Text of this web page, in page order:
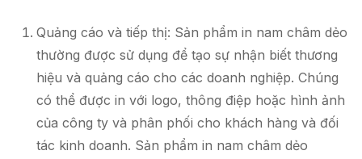
Quảng cáo và tiếp thị: Sản phẩm in nam châm dẻo
thường được sử dụng để tạo sự nhận biết thương
hiệu và quảng cáo cho các doanh nghiệp. Chúng
có thể được in với logo, thông điệp hoặc hình ảnh
của công ty và phân phối cho khách hàng và đối
tác kinh doanh. Sản phẩm in nam châm dẻo